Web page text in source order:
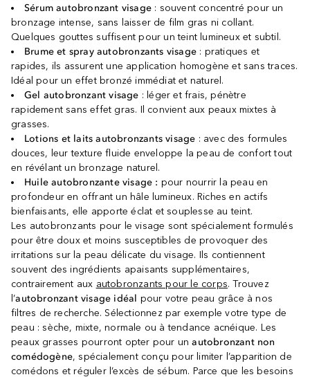
Sérum autobronzant visage : souvent concentré pour un
bronzage intense, sans laisser de film gras ni collant.
Quelques gouttes suffisent pour un teint lumineux et subtil.
Brume et spray autobronzants visage : pratiques et
rapides, ils assurent une application homogène et sans traces.
Idéal pour un effet bronzé immédiat et naturel.
Gel autobronzant visage : léger et frais, pénètre
rapidement sans effet gras. Il convient aux peaux mixtes à
grasses.
Lotions et laits autobronzants visage : avec des formules
douces, leur texture fluide enveloppe la peau de confort tout
en révélant un bronzage naturel.
Huile autobronzante visage : pour nourrir la peau en
profondeur en offrant un hâle lumineux. Riches en actifs
bienfaisants, elle apporte éclat et souplesse au teint.
Les autobronzants pour le visage sont spécialement formulés
pour être doux et moins susceptibles de provoquer des
irritations sur la peau délicate du visage. Ils contiennent
souvent des ingrédients apaisants supplémentaires,
contrairement aux autobronzants pour le corps. Trouvez
l’autobronzant visage idéal pour votre peau grâce à nos
filtres de recherche. Sélectionnez par exemple votre type de
peau : sèche, mixte, normale ou à tendance acnéique. Les
peaux grasses pourront opter pour unautobronzant non
comédogène, spécialement conçu pour limiter l’apparition de
comédons et réguler l’excès de sébum. Parce que les besoins